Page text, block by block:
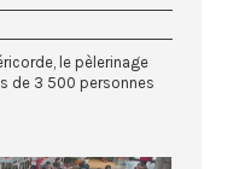
le pèlerinage
de 3 500 personnes